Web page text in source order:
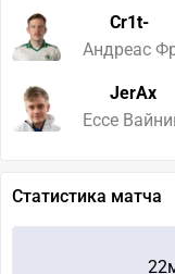
Cr1t-
Андреас
JerAx
Ессе
Статистика матча